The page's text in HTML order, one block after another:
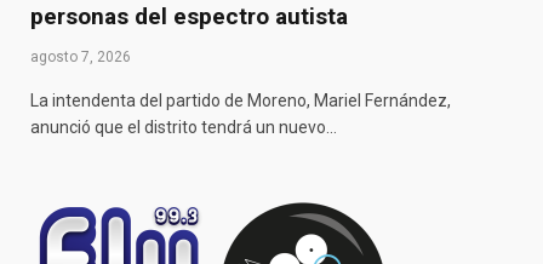
personas del espectro autista
agosto 7, 2026
La intendenta del partido de Moreno, Mariel Fernández,
anunció que el distrito tendrá un nuevo…